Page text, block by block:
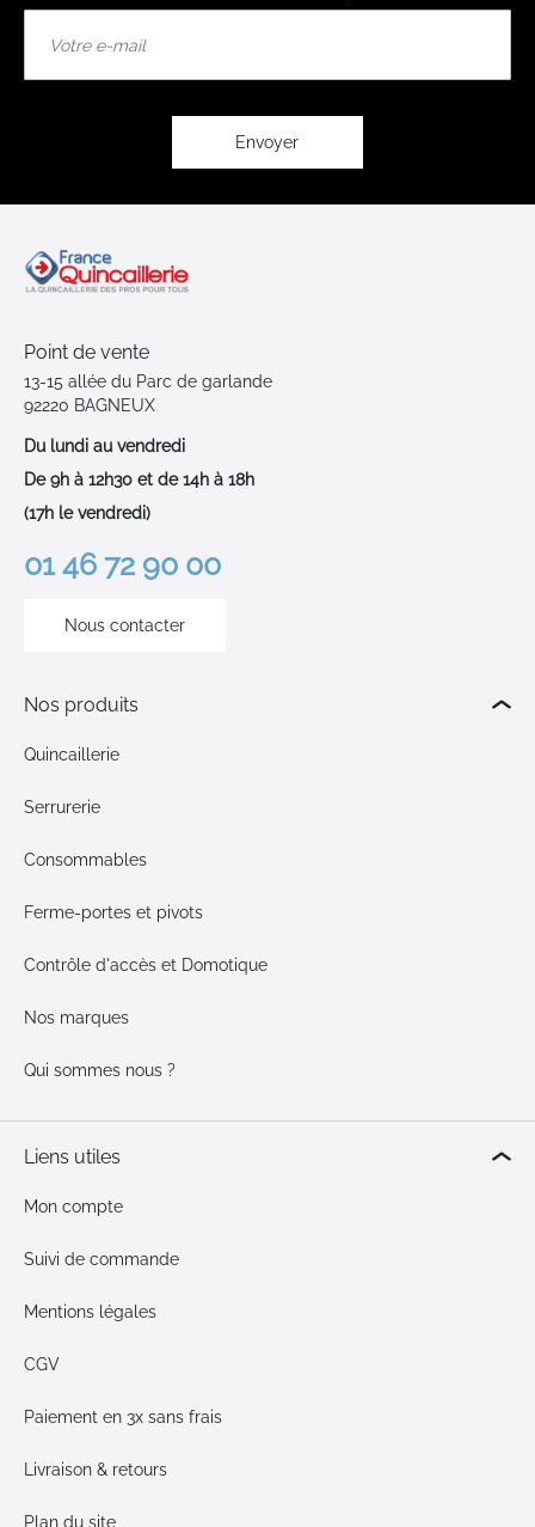
Envoyer
Point de vente
13-15 allée du Parc de garlande
92220 BAGNEUX
Du lundi au vendredi
De 9h à 12h30 et de 14h à 18h
(17h le vendredi)
01 46 72 90 00
Nous contacter
Nos produits
Quincaillerie
Serrurerie
Consommables
Ferme-portes et pivots
Contrôle d'accès et Domotique
Nos marques
Qui sommes nous ?
Liens utiles
Mon compte
Suivi de commande
Mentions légales
CGV
Paiement en 3x sans frais
Livraison & retours
Plan du site